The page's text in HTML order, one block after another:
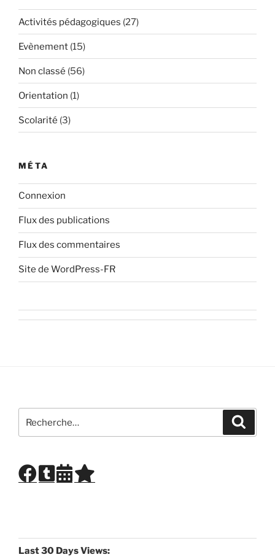
Activités pédagogiques (27)
Evènement (15)
Non classé (56)
Orientation (1)
Scolarité (3)
MÉTA
Connexion
Flux des publications
Flux des commentaires
Site de WordPress-FR
pour
Last 30 Days Views: